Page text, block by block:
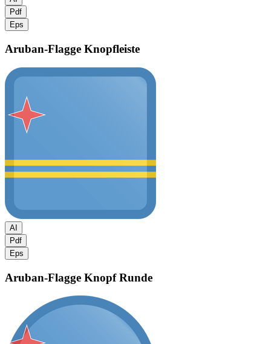
Pdf
Eps
Aruban-Flagge Knopfleiste
AI
Pdf
Eps
Aruban-Flagge Knopf Runde